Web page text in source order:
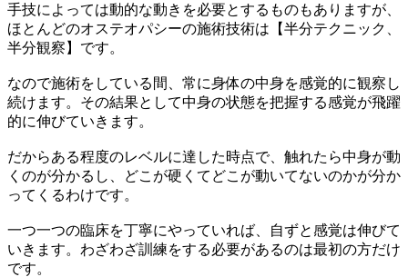
手技によっては動的な動きを必要とするものもありますが、
ほとんどのオステオパシーの施術技術は【半分テクニック、
半分観察】です。
なので施術をしている間、常に身体の中身を感覚的に観察し
続けます。その結果として中身の状態を把握する感覚が飛躍
的に伸びていきます。
だからある程度のレベルに達した時点で、触れたら中身が動
くのが分かるし、どこが硬くてどこが動いてないのかが分か
ってくるわけです。
一つ一つの臨床を丁寧にやっていれば、自ずと感覚は伸びて
いきます。わざわざ訓練をする必要があるのは最初の方だけ
です。